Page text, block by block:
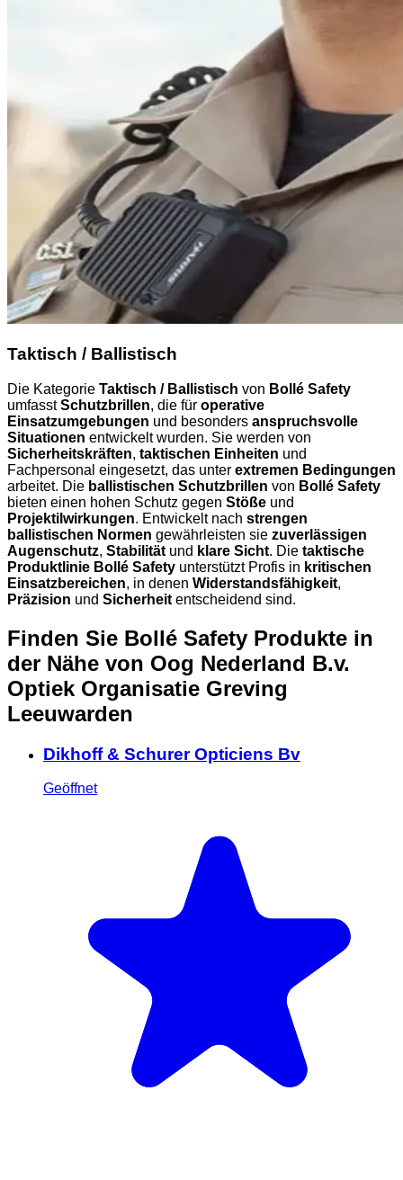
Taktisch / Ballistisch
Die Kategorie Taktisch / Ballistisch von Bollé Safety
umfasstSchutzbrillen, die für operative
Einsatzumgebungen und besonders anspruchsvolle
Situationen entwickelt wurden. Sie werden von
Sicherheitskräften, taktischen Einheiten und
Fachpersonal eingesetzt, das unter extremen Bedingungen
arbeitet. Die ballistischen Schutzbrillen von Bollé Safety
bieten einen hohen Schutz gegen Stöße und
Projektilwirkungen. Entwickelt nach strengen
ballistischen Normen gewährleisten sie zuverlässigen
Augenschutz, Stabilität und klare Sicht. Die taktische
Produktlinie Bollé Safety unterstützt Profis in kritischen
Einsatzbereichen, in denen Widerstandsfähigkeit,
Präzision und Sicherheit entscheidend sind.
Finden Sie Bollé Safety Produkte in
der Nähe von Oog Nederland B.v.
Optiek Organisatie Greving
Leeuwarden
Dikhoff & Schurer Opticiens Bv
Geöffnet